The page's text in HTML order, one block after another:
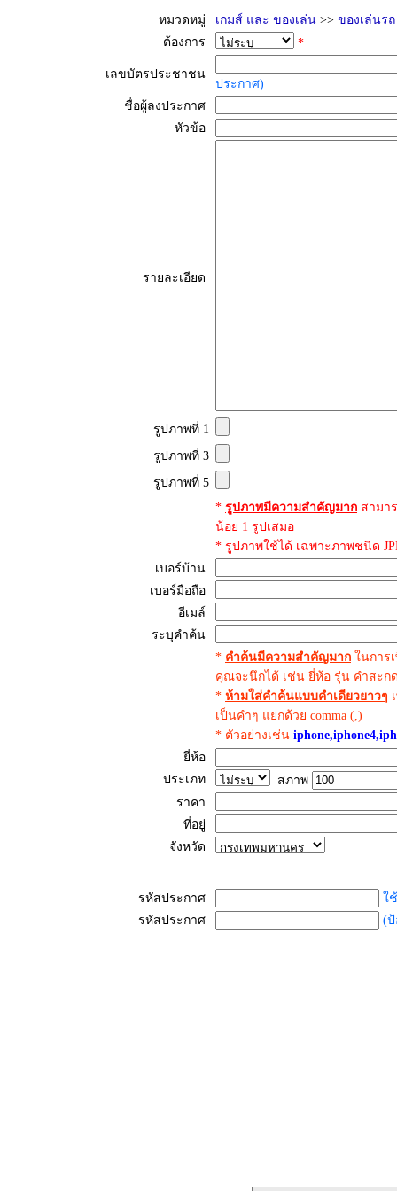
หมวดหมู่ เกมส์ และ ของเล่น >> ของเล่นร
ต้องการ
*
เลขบัตรประชาชน
ประกาศ)
ชื่อผู้ลงประกาศ
หัวข้อ
รายละเอียด
รูปภาพที่ 1
รูปภาพที่ 3
รูปภาพที่ 5
* รูปภาพมีความสำคัญมาก สามา
น้อย 1 รูปเสมอ
* รูปภาพใช้ได้ เฉพาะภาพชนิด
เบอร์บ้าน
เบอร์มือถือ
อีเมล์
ระบุคำค้น
* คำค้นมีความสำคัญมาก ในการ
คุณจะนึกได้ เช่น ยี่ห้อ รุ่น คำสะก
* ห้ามใส่คำค้นแบบคำเดียวยาวๆ
เป็นคำๆ แยกด้วย comma (,)
* ตัวอย่างเช่น
ยี่ห้อ
ประเภท
สภาพ
ราคา
ที่อยู่
จังหวัด
รหัสประกาศ
ใ
รหัสประกาศ
(ป้